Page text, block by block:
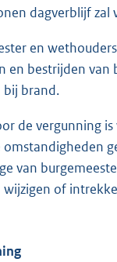
dagverblijf zal
en
en bestrijden
bij brand.
de vergunning
van
wijzigen of